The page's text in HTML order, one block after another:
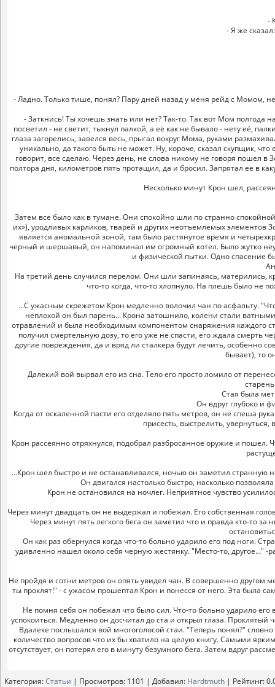
-
- Я же
- Ладно. Только тише, понял? Пару дней назад у меня рейд с Момом,
- Заткнись! Ты хочешь знать или нет? Так-то. Так вот Мом
посветил - не светит, тыкнул палкой, а её как не бывало - нету её,
глаза загорелись, завелся весь, прыгал вокруг Мома, руками
уникально, да такого быть не может. Ну, короче, сказал скупщик,
говорит, все сделаю. Через день, не слова никому не говоря пошел в
полтора дня, километров пять протащил, да и бросил. Запрятал ее в
Несколько минут Крон шел,
Затем все было как в тумане. Они спокойно шли по странно
их»), уродливых карликов, тварей и других неотъемлемых
является аномальной зоной, там было растянутое время и
черный и шершавый, он напоминал им огромный котел. Было жутко
и физической пытки. Одно спасение
На третий день случился перелом. Они шли запинаясь, матерились,
что-то когда, что-то хлопнуло. На плешь было не
...С ужасным скрежетом Крон медленно волочил чан по асфальту.
неплохой он был парень... Крона затошнило, колени стали
отравлений и была необходимым компонентом снаряжения каждого
получил смертельную дозу, то его уже не спасти, его ждала смерть
другие повреждения, да и вряд ли сталкера будут лечить, особенно
бывает), то
Далекий вой вырвал его из сна. Тело его просто ломило от
Стая была
Он вдруг глубоко и
Когда от оскаленной пасти его отделяло пять метров, он не спеша
присесть, выстрелить,
Крон рассеянно отряхнулся, подобрал разбросанное оружие и пошел.
...Крон шел быстро и не останавливался, ночью он заметил странную
Он двигался настолько быстро, насколько
Крон не остановился на ночлег. Неприятное чувство
Через минут двадцать он не выдержал и побежал. Его собственная
Через минут пять легкого бега он заметил что и правда кто-то
Он как раз обернулся когда что-то больно ударило его под ноги.
удивленно нашел около себя черную жестянку. "Место-то, другое..."
Не пройдя и сотни метров он опять увидел чан. В совершенно другом
ты проклят!" - с ужасом прошептал Крон и понесся от него. Эта была
Не помня себя он побежал что было сил. Что-то больно ударило
успокоиться. Медленно он досчитал до ста и открыл глаза.
Вдалеке послышался вой многоголосой стаи. "Теперь понял?"
количество вопросов что их бы хватило на целую книгу. Самыми
отсутствует, он потерял его в минуту безумного бега. Затем вдруг
Категория:Статьи | Просмотров: 1101 | Добавил: Hardtmuth | Рейтинг: